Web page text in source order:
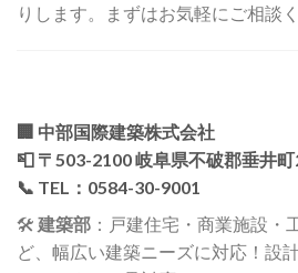
りします。まずはお気軽にご相談
中部国際建築株式会社
📮 〒503-2100 岐阜県不破郡垂井
📞 TEL：0584-30-9001
🛠️ 建築部 ：戸建住宅・商業施設・
ど、幅広い建築ニーズに対応！設